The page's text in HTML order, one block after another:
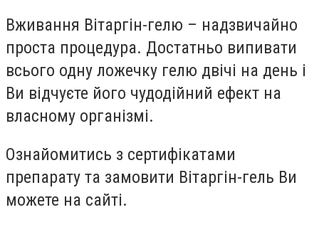
Вживання Вітаргін-гелю – надзвичайно
проста процедура. Достатньо випивати
всього одну ложечку гелю двічі на день і
Ви відчуєте його чудодійний ефект на
власному організмі.
Ознайомитись з сертифікатами
препарату та замовити Вітаргін-гель Ви
можете на сайті.